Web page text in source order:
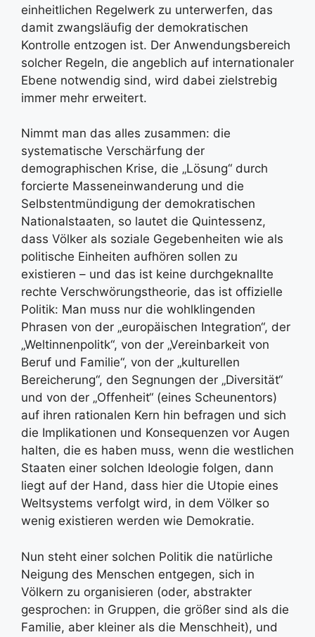
einheitlichen Regelwerk zu unterwerfen, das
damit zwangsläufig der demokratischen
Kontrolle entzogen ist. Der Anwendungsbereich
solcher Regeln, die angeblich auf internationaler
Ebene notwendig sind, wird dabei zielstrebig
immer mehr erweitert.
Nimmt man das alles zusammen: die
systematische Verschärfung der
demographischen Krise, die „Lösung“ durch
forcierte Masseneinwanderung und die
Selbstentmündigung der demokratischen
Nationalstaaten, so lautet die Quintessenz,
dass Völker als soziale Gegebenheiten wie als
politische Einheiten aufhören sollen zu
existieren – und das ist keine durchgeknallte
rechte Verschwörungstheorie, das ist offizielle
Politik: Man muss nur die wohlklingenden
Phrasen von der „europäischen Integration“, der
„Weltinnenpolitk“, von der „Vereinbarkeit von
Beruf und Familie“, von der „kulturellen
Bereicherung“, den Segnungen der „Diversität“
und von der „Offenheit“ (eines Scheunentors)
auf ihren rationalen Kern hin befragen und sich
die Implikationen und Konsequenzen vor Augen
halten, die es haben muss, wenn die westlichen
Staaten einer solchen Ideologie folgen, dann
liegt auf der Hand, dass hier die Utopie eines
Weltsystems verfolgt wird, in dem Völker so
wenig existieren werden wie Demokratie.
Nun steht einer solchen Politik die natürliche
Neigung des Menschen entgegen, sich in
Völkern zu organisieren (oder, abstrakter
gesprochen: in Gruppen, die größer sind als die
Familie, aber kleiner als die Menschheit), und